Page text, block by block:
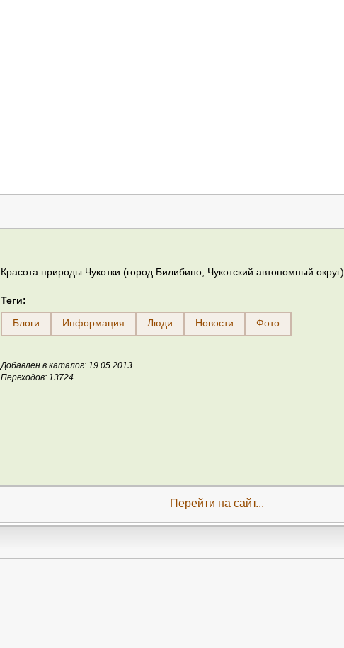
Красота природы Чукотки (город Билибино, Чукотский автономный округ)
Теги:
Блоги
Информация Люди Новости Фото
Добавлен в каталог: 19.05.2013
Переходов: 13724
Перейти на сайт...